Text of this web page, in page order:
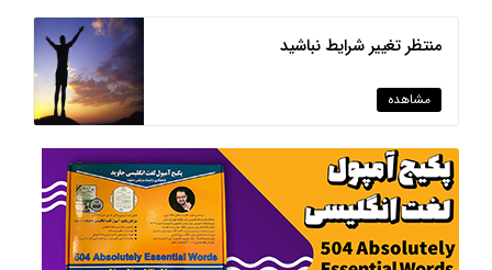
منتظر تغییر شرایط نباشید
مشاهده